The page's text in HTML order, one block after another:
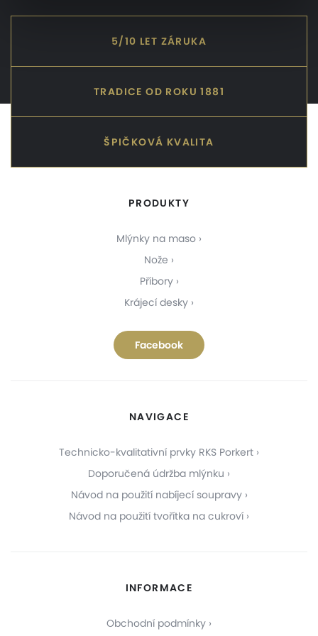
5/10 LET ZÁRUKA
TRADICE OD ROKU 1881
ŠPIČKOVÁ KVALITA
PRODUKTY
Mlýnky na maso
Nože
Příbory
Krájecí desky
Facebook
NAVIGACE
Technicko-kvalitativní prvky RKS Porkert
Doporučená údržba mlýnku
Návod na použití nabíjecí soupravy
Návod na použití tvořítka na cukroví
INFORMACE
Obchodní podmínky